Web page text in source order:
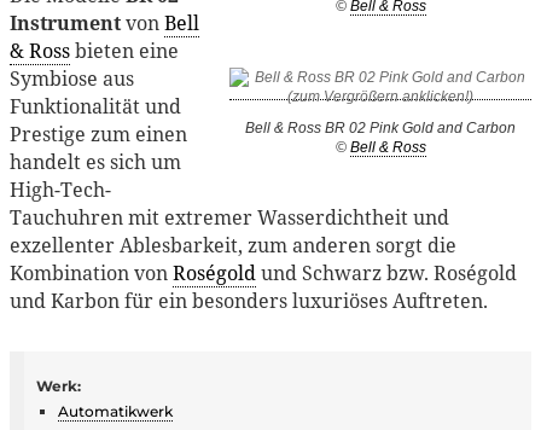
© Bell & Ross
Bell & Ross BR 02 Pink Gold and Carbon
© Bell & Ross
InstrumentvonBell
& Rossbieten eine
Symbiose aus
Funktionalität und
Prestige zum einen
handelt es sich um
High-Tech-
Tauchuhren mit extremer Wasserdichtheit und
exzellenter Ablesbarkeit, zum anderen sorgt die
Kombination vonRoségoldund Schwarz bzw. Roségold
und Karbon für ein besonders luxuriöses Auftreten.
Werk:
Automatikwerk